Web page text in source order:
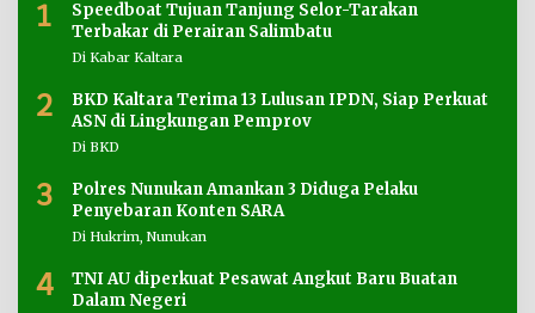
1
Speedboat Tujuan Tanjung Selor-Tarakan
Terbakar di Perairan Salimbatu
Di Kabar Kaltara
2
BKD Kaltara Terima 13 Lulusan IPDN, Siap Perkuat
ASN di Lingkungan Pemprov
Di BKD
3
Polres Nunukan Amankan 3 Diduga Pelaku
Penyebaran Konten SARA
Di Hukrim, Nunukan
4
TNI AU diperkuat Pesawat Angkut Baru Buatan
Dalam Negeri